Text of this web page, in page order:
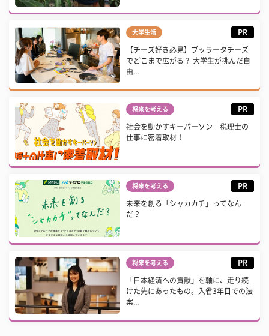
大学生活 PR
【チーズ好き必見】ブッラータチーズ
でどこまで広がる？ 大学生が挑んだ自
由...
将来を考える PR
社会を動かすキーパーソン 税理士の
仕事に密着取材！
将来を考える PR
未来を創る「シャカカチ」ってなん
だ？
将来を考える PR
「日本経済への貢献」を軸に、走り続
けた先にあったもの。入省3年目での法
案...